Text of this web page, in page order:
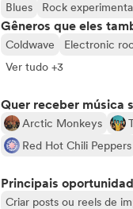
Blues Rock
Gêneros que eles
Coldwave Electronic
Ver tudo +3
Quer receber música
Arctic Monkeys
Red Hot Chili Peppers
Principais
Criar posts ou reels de